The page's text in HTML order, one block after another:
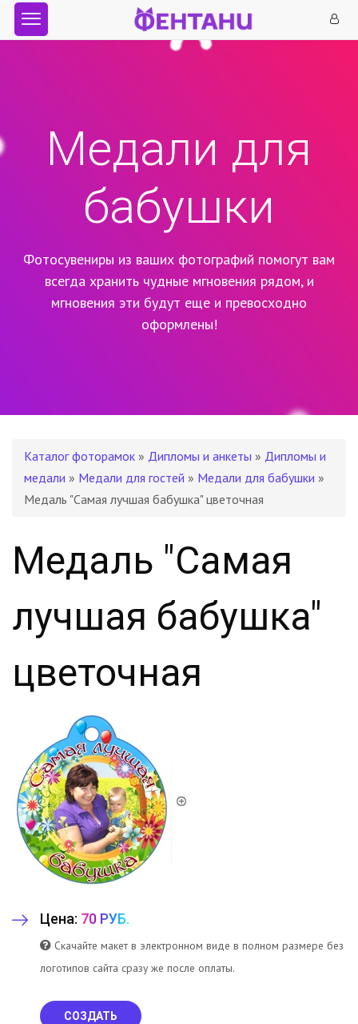
Медали для
бабушки
Фотосувениры из ваших фотографий помогут вам
всегда хранить чудные мгновения рядом, и
мгновения эти будут еще и превосходно
оформлены!
Каталог фоторамок » Дипломы и анкеты » Дипломы и
медали » Медали для гостей » Медали для бабушки »
Медаль "Самая лучшая бабушка" цветочная
Медаль "Самая
лучшая бабушка"
цветочная
Цена: 70 РУБ.
Скачайте макет в электронном виде в полном размере без
логотипов сайта сразу же после оплаты.
СОЗДАТЬ